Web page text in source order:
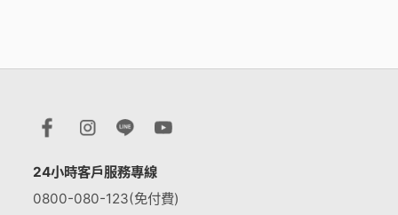
24小時客戶服務專線
0800-080-123(免付費)